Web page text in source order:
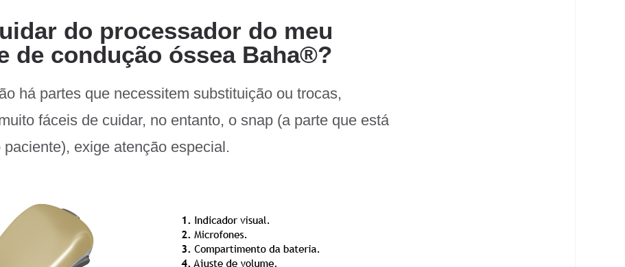
do processador do meu
de condução óssea Baha®?
há partes que necessitem substituição ou trocas,
fáceis de cuidar, no entanto, o snap (a parte que está
exige atenção especial.